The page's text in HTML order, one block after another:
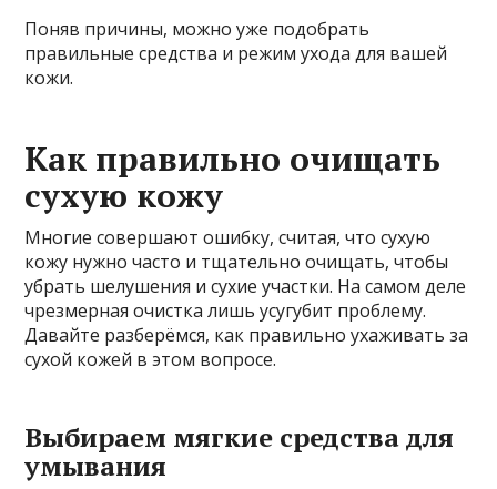
Поняв причины, можно уже подобрать
правильные средства и режим ухода для вашей
кожи.
Как правильно очищать
сухую кожу
Многие совершают ошибку, считая, что сухую
кожу нужно часто и тщательно очищать, чтобы
убрать шелушения и сухие участки. На самом деле
чрезмерная очистка лишь усугубит проблему.
Давайте разберёмся, как правильно ухаживать за
сухой кожей в этом вопросе.
Выбираем мягкие средства для
умывания